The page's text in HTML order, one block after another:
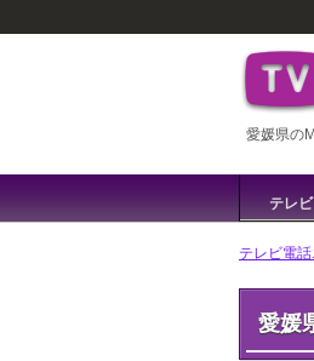
愛媛県の
テレ
テレビ電
愛媛